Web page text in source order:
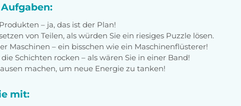
– ja, das ist der Plan!
von Teilen, als würden Sie ein riesiges Puzzle lösen.
Maschinen – ein bisschen wie ein Maschinenflüsterer!
Schichten rocken – als wären Sie in einer Band!
machen, um neue Energie zu tanken!
mit: